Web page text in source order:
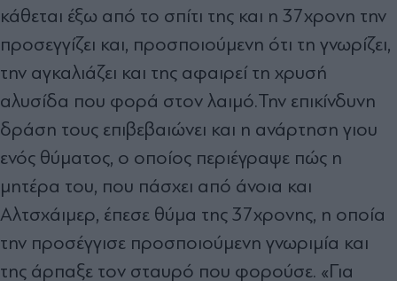
κάθεται έξω από το σπίτι της και η 37χρονη την
προσεγγίζει και, προσποιούμενη ότι τη γνωρίζει,
την αγκαλιάζει και της αφαιρεί τη χρυσή
αλυσίδα που φορά στον λαιμό.Την επικίνδυνη
δράση τους επιβεβαιώνει και η ανάρτηση γιου
ενός θύματος, ο οποίος περιέγραψε πώς η
μητέρα του, που πάσχει από άνοια και
Αλτσχάιμερ, έπεσε θύμα της 37χρονης, η οποία
την προσέγγισε προσποιούμενη γνωριμία και
της άρπαξε τον σταυρό που φορούσε. «Για